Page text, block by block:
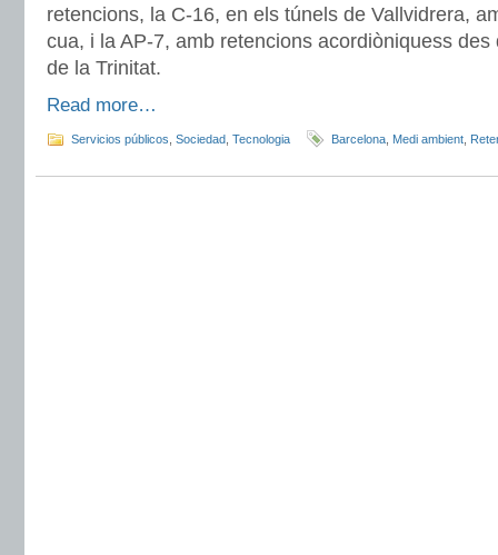
retencions, la C-16, en els túnels de Vallvidrera,
cua, i la AP-7, amb retencions acordiòniquess des
de la Trinitat.
Read more…
Servicios públicos Sociedad Tecnologia Barcelona Medi ambient